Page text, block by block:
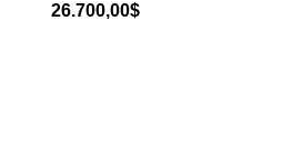
26.700,00$